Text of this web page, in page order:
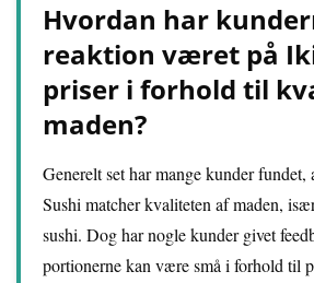
Hvordan har
reaktion været på
priser i forhold til
maden?
Generelt set har mange kunder fundet,
Sushi matcher kvaliteten af maden,
sushi. Dog har nogle kunder givet
portionerne kan være små i forhold til